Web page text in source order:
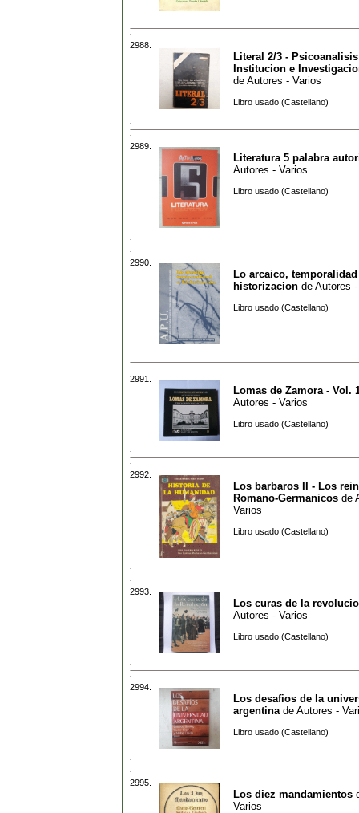
2988.
Literal 2/3 -
Institucion e
de Autores - Varios
Libro usado (Castellano)
2989.
Literatura 5 palabra
Autores - Varios
Libro usado (Castellano)
2990.
Lo arcaico, temporalidad
historizacion de Autores
Libro usado (Castellano)
2991.
Lomas de Zamora - Vol.
Autores - Varios
Libro usado (Castellano)
2992.
Los barbaros II - Los
Romano-Germanicos de
Varios
Libro usado (Castellano)
2993.
Los curas de la
Autores - Varios
Libro usado (Castellano)
2994.
Los desafios de la
argentina de Autores -
Libro usado (Castellano)
2995.
Los diez mandamientos
Varios